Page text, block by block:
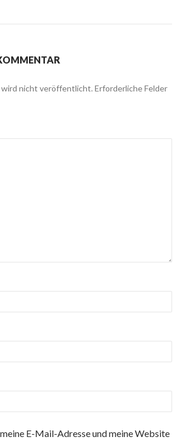
wird nicht veröffentlicht. Erforderliche Felder
E-Mail-Adresse und meine Website